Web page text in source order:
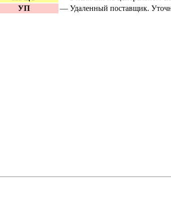
УП
— Удаленный поставщик.